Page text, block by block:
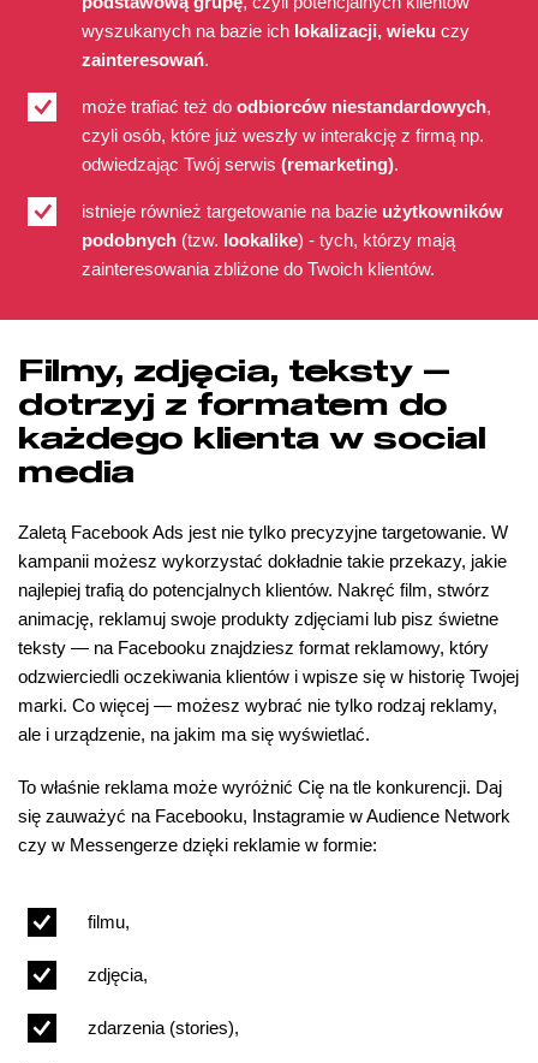
wyszukanych na bazie ich lokalizacji, wieku czy
zainteresowań.
może trafiać też do odbiorców niestandardowych,
czyli osób, które już weszły w interakcję z firmą np.
odwiedzając Twój serwis (remarketing).
istnieje również targetowanie na bazie użytkowników
podobnych (tzw. lookalike) - tych, którzy mają
zainteresowania zbliżone do Twoich klientów.
Filmy, zdjęcia, teksty —
dotrzyj z formatem do
każdego klienta w social
media
Zaletą Facebook Ads jest nie tylko precyzyjne targetowanie. W
kampanii możesz wykorzystać dokładnie takie przekazy, jakie
najlepiej trafią do potencjalnych klientów. Nakręć film, stwórz
animację, reklamuj swoje produkty zdjęciami lub pisz świetne
teksty — na Facebooku znajdziesz format reklamowy, który
odzwierciedli oczekiwania klientów i wpisze się w historię Twojej
marki. Co więcej — możesz wybrać nie tylko rodzaj reklamy,
ale i urządzenie, na jakim ma się wyświetlać.
To właśnie reklama może wyróżnić Cię na tle konkurencji. Daj
się zauważyć na Facebooku, Instagramie w Audience Network
czy w Messengerze dzięki reklamie w formie:
filmu,
zdjęcia,
zdarzenia (stories),